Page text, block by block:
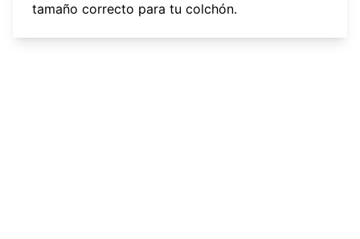
tamaño correcto para tu colchón.